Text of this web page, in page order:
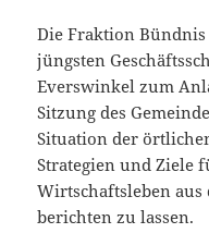
Die Fraktion
jüngsten
Everswinkel zum
Sitzung des
Situation der
Strategien und Ziele
Wirtschaftsleben
berichten zu lassen.